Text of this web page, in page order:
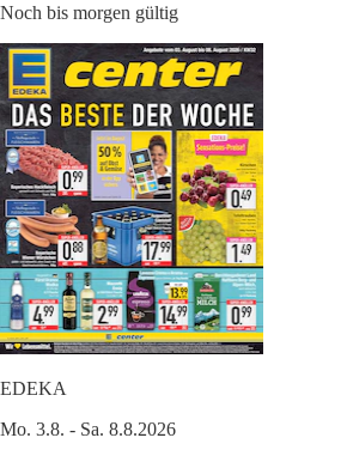
Noch bis morgen gültig
EDEKA
Mo. 3.8. - Sa. 8.8.2026